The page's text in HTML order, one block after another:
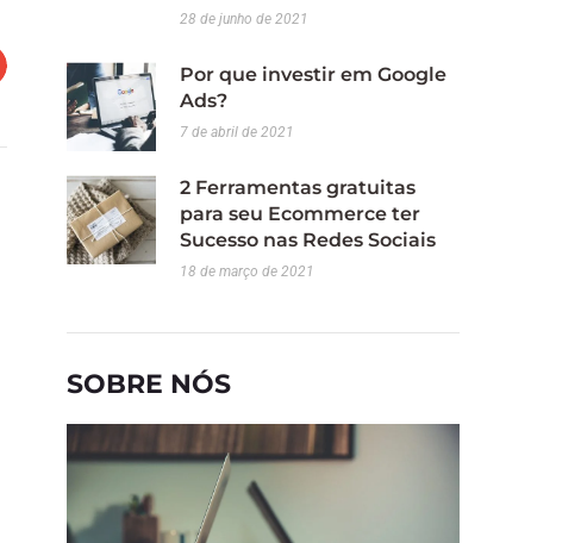
28 de junho de 2021
Por que investir em Google
Ads?
7 de abril de 2021
2 Ferramentas gratuitas
para seu Ecommerce ter
Sucesso nas Redes Sociais
18 de março de 2021
SOBRE NÓS